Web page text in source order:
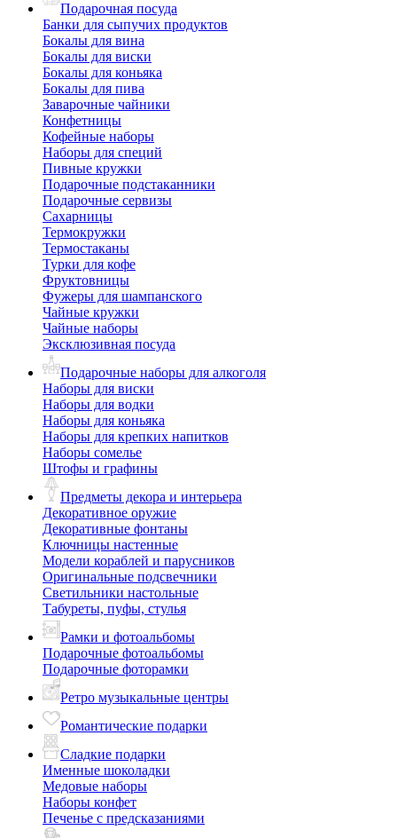
Подарочная посуда
Банки для сыпучих продуктов
Бокалы для вина
Бокалы для виски
Бокалы для коньяка
Бокалы для пива
Заварочные чайники
Конфетницы
Кофейные наборы
Наборы для специй
Пивные кружки
Подарочные подстаканники
Подарочные сервизы
Сахарницы
Термокружки
Термостаканы
Турки для кофе
Фруктовницы
Фужеры для шампанского
Чайные кружки
Чайные наборы
Эксклюзивная посуда
Подарочные наборы для алкоголя
Наборы для виски
Наборы для водки
Наборы для коньяка
Наборы для крепких напитков
Наборы сомелье
Штофы и графины
Предметы декора и интерьера
Декоративное оружие
Декоративные фонтаны
Ключницы настенные
Модели кораблей и парусников
Оригинальные подсвечники
Светильники настольные
Табуреты, пуфы, стулья
Рамки и фотоальбомы
Подарочные фотоальбомы
Подарочные фоторамки
Ретро музыкальные центры
Романтические подарки
Сладкие подарки
Именные шоколадки
Медовые наборы
Наборы конфет
Печенье с предсказаниями